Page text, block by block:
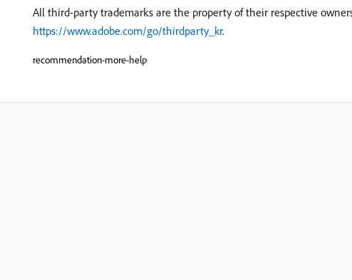
All third-party trademarks are the property of their respective
https://www.adobe.com/go/thirdparty_kr.
recommendation-more-help